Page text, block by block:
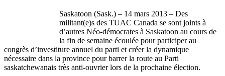
Saskatoon (Sask.) – 14 mars 2013 – Des
militant(e)s des TUAC Canada se sont joints à
d’autres Néo-démocrates à Saskatoon au cours de
la fin de semaine écoulée pour participer au
congrès d’investiture annuel du parti et créer la dynamique
nécessaire dans la province pour barrer la route au Parti
saskatchewanais très anti-ouvrier lors de la prochaine élection.